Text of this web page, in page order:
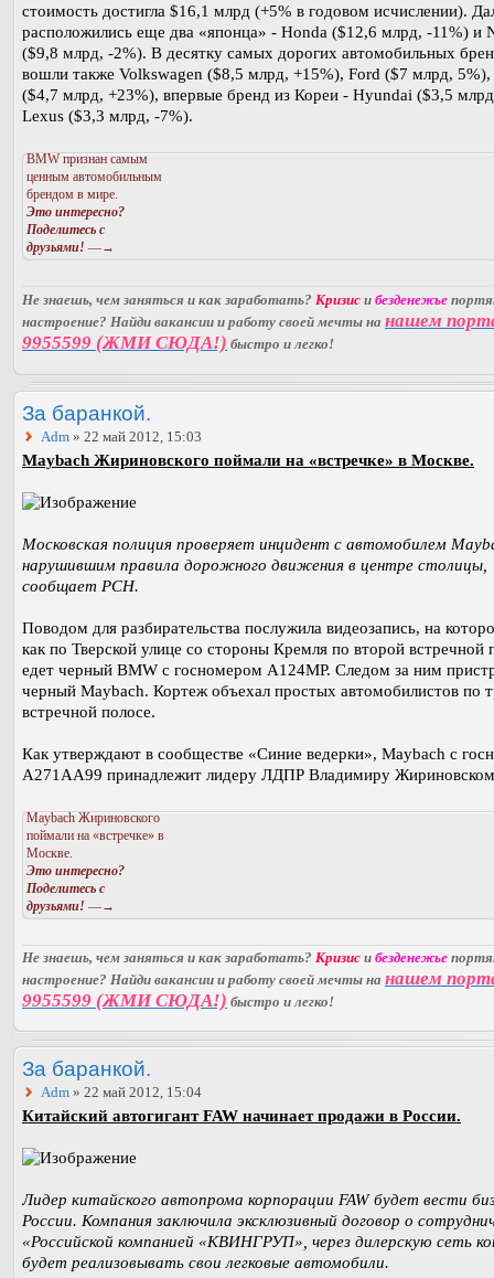
стоимость достигла $16,1 млрд (+5% в годовом исчислении).
расположились еще два «японца» - Honda ($12,6 млрд, -11%) и
($9,8 млрд, -2%). В десятку самых дорогих автомобильных
вошли также Volkswagen ($8,5 млрд, +15%), Ford ($7 млрд,
($4,7 млрд, +23%), впервые бренд из Кореи - Hyundai ($3,5
Lexus ($3,3 млрд, -7%).
BMW признан самым
ценным автомобильным
брендом в мире.
Это интересно?
Поделитесь с
друзьями! —→
Не знаешь, чем заняться и как заработать? Кризис и безденежье
настроение? Найди вакансии и работу своей мечты на нашем
9955599 (ЖМИ СЮДА!) быстро и легко!
За баранкой.
Adm » 22 май 2012, 15:03
Maybach Жириновского поймали на «встречке» в Москве.
Московская полиция проверяет инцидент с автомобилем
нарушившим правила дорожного движения в центре столицы,
сообщает РСН.
Поводом для разбирательства послужила видеозапись, на
как по Тверской улице со стороны Кремля по второй встречной
едет черный BMW с госномером А124МР. Следом за ним
черный Maybach. Кортеж объехал простых автомобилистов по
встречной полосе.
Как утверждают в сообществе «Синие ведерки», Maybach с
А271АА99 принадлежит лидеру ЛДПР Владимиру
Maybach Жириновского
поймали на «встречке» в
Москве.
Это интересно?
Поделитесь с
друзьями! —→
Не знаешь, чем заняться и как заработать? Кризис и безденежье
настроение? Найди вакансии и работу своей мечты на нашем
9955599 (ЖМИ СЮДА!) быстро и легко!
За баранкой.
Adm » 22 май 2012, 15:04
Китайский автогигант FAW начинает продажи в России.
Лидер китайского автопрома корпорации FAW будет вести
России. Компания заключила эксклюзивный договор о
«Российской компанией «КВИНГРУП», через дилерскую сеть
будет реализовывать свои легковые автомобили.